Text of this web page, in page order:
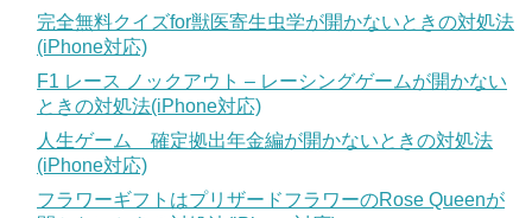
完全無料クイズfor獣医寄生虫学が開かないときの対処法
(iPhone対応)
F1 レース ノックアウト – レーシングゲームが開かない
ときの対処法(iPhone対応)
人生ゲーム 確定拠出年金編が開かないときの対処法
(iPhone対応)
フラワーギフトはプリザードフラワーのRose Queenが